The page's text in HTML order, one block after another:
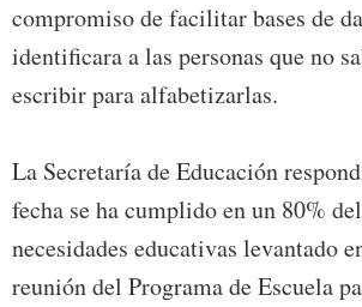
compromiso de facilitar bases de
identificara a las personas que no
escribir para alfabetizarlas.
La Secretaría de Educación
fecha se ha cumplido en un 80%
necesidades educativas levantado
reunión del Programa de Escuela